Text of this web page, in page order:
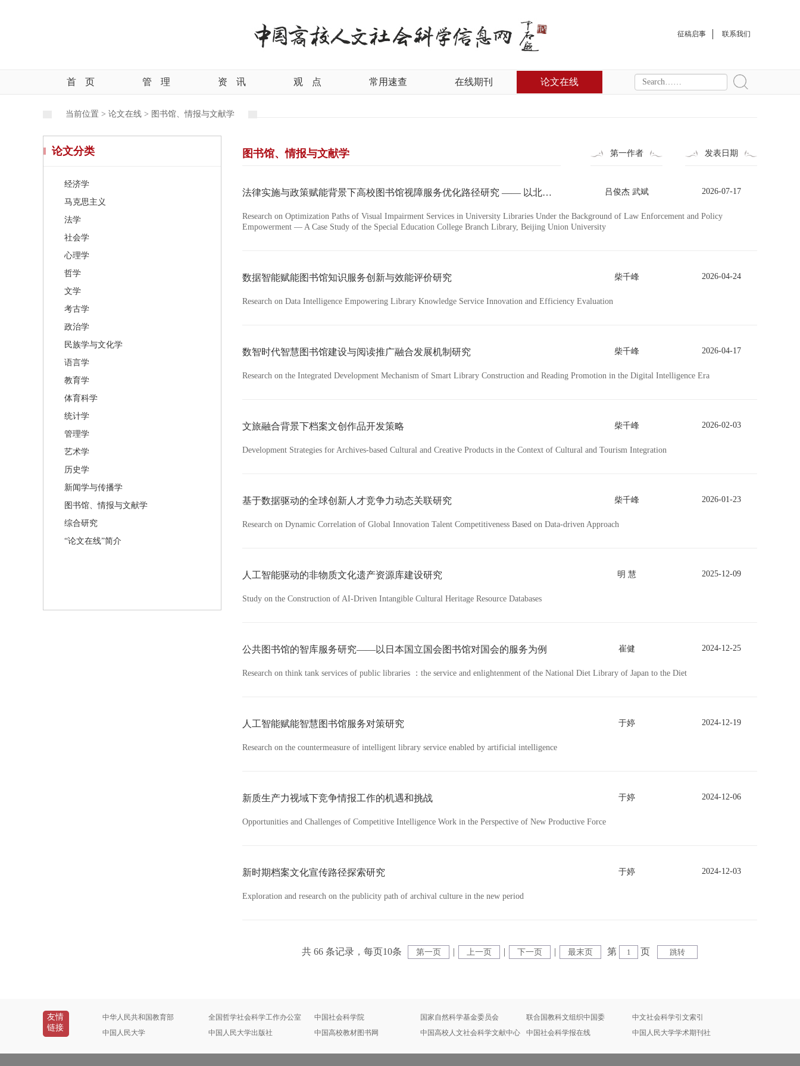
征稿启事 联系我们
首 页 管 理 资 讯 观 点 常用速查 在线期刊 论文在线
当前位置 > 论文在线 > 图书馆、情报与文献学
论文分类
经济学
马克思主义
法学
社会学
心理学
哲学
文学
考古学
政治学
民族学与文化学
语言学
教育学
体育科学
统计学
管理学
艺术学
历史学
新闻学与传播学
图书馆、情报与文献学
综合研究
“论文在线”简介
图书馆、情报与文献学 发表日期
第一作者
法律实施与政策赋能背景下高校图书馆视障服务优化路径研究 —— 以北京联合大学图书馆特教学院分部为例 2026-07-17
吕俊杰 武斌
Research on Optimization Paths of Visual Impairment Services in University Libraries Under the Background of Law Enforcement and Policy
Empowerment — A Case Study of the Special Education College Branch Library, Beijing Union University
数据智能赋能图书馆知识服务创新与效能评价研究 2026-04-24
柴千峰
Research on Data Intelligence Empowering Library Knowledge Service Innovation and Efficiency Evaluation
数智时代智慧图书馆建设与阅读推广融合发展机制研究 2026-04-17
柴千峰
Research on the Integrated Development Mechanism of Smart Library Construction and Reading Promotion in the Digital Intelligence Era
文旅融合背景下档案文创作品开发策略 2026-02-03
柴千峰
Development Strategies for Archives-based Cultural and Creative Products in the Context of Cultural and Tourism Integration
基于数据驱动的全球创新人才竞争力动态关联研究 2026-01-23
柴千峰
Research on Dynamic Correlation of Global Innovation Talent Competitiveness Based on Data-driven Approach
人工智能驱动的非物质文化遗产资源库建设研究 2025-12-09
明 慧
Study on the Construction of AI-Driven Intangible Cultural Heritage Resource Databases
公共图书馆的智库服务研究——以日本国立国会图书馆对国会的服务为例 2024-12-25
崔健
Research on think tank services of public libraries ：the service and enlightenment of the National Diet Library of Japan to the Diet
人工智能赋能智慧图书馆服务对策研究 2024-12-19
于婷
Research on the countermeasure of intelligent library service enabled by artificial intelligence
新质生产力视域下竞争情报工作的机遇和挑战 2024-12-06
于婷
Opportunities and Challenges of Competitive Intelligence Work in the Perspective of New Productive Force
新时期档案文化宣传路径探索研究 2024-12-03
于婷
Exploration and research on the publicity path of archival culture in the new period
共 66 条记录，每页10条 第一页 | 上一页 | 下一页 | 最末页 第 页
友情
链接
中华人民共和国教育部 全国哲学社会科学工作办公室 中国社会科学院 国家自然科学基金委员会 联合国教科文组织中国委
中文社会科学引文索引
中国人民大学
中国人民大学出版社 中国高校教材图书网 中国高校人文社会科学文献中心 中国社会科学报在线 中国人民大学学术期刊社